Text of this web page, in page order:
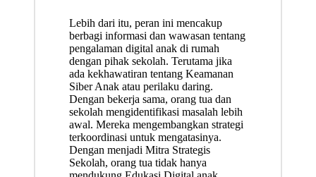
Lebih dari itu, peran ini mencakup
berbagi informasi dan wawasan tentang
pengalaman digital anak di rumah
dengan pihak sekolah. Terutama jika
ada kekhawatiran tentang Keamanan
Siber Anak atau perilaku daring.
Dengan bekerja sama, orang tua dan
sekolah mengidentifikasi masalah lebih
awal. Mereka mengembangkan strategi
terkoordinasi untuk mengatasinya.
Dengan menjadi Mitra Strategis
Sekolah, orang tua tidak hanya